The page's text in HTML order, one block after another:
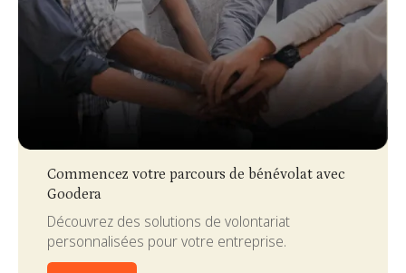
Commencez votre parcours de bénévolat avec
Goodera
Découvrez des solutions de volontariat
personnalisées pour votre entreprise.